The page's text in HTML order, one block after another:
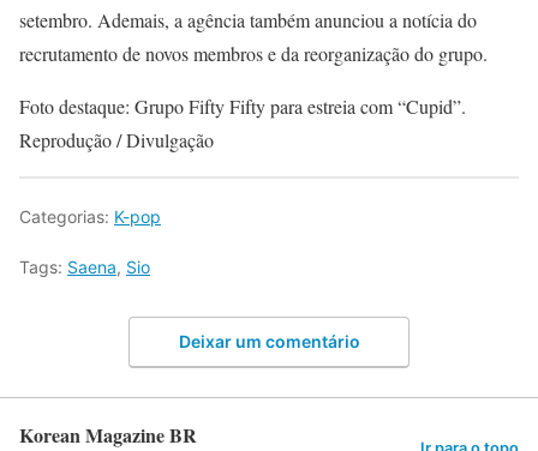
setembro. Ademais, a agência também anunciou a notícia do
recrutamento de novos membros e da reorganização do grupo.
Foto destaque: Grupo Fifty Fifty para estreia com “Cupid”.
Reprodução / Divulgação
Categorias: K-pop
Tags: Saena, Sio
Deixar um comentário
Korean Magazine BR